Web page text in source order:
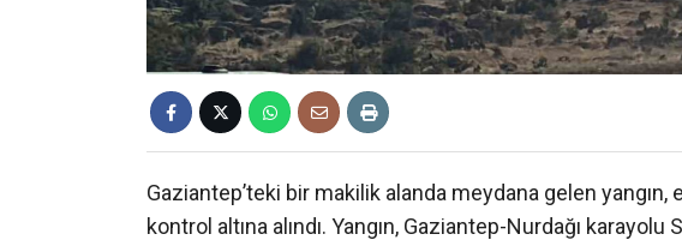
Gaziantep’teki bir makilik alanda meydana gelen
kontrol altına alındı. Yangın, Gaziantep-Nurdağı